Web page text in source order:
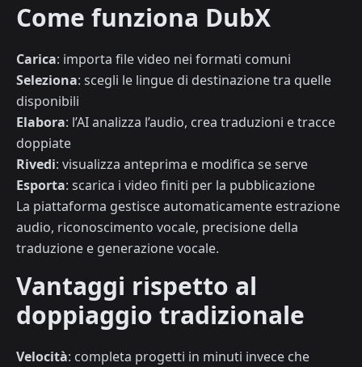
Come funziona DubX
Carica: importa file video nei formati comuni
Seleziona: scegli le lingue di destinazione tra quelle
disponibili
Elabora: l’AI analizza l’audio, crea traduzioni e tracce
doppiate
Rivedi: visualizza anteprima e modifica se serve
Esporta: scarica i video finiti per la pubblicazione
La piattaforma gestisce automaticamente estrazione
audio, riconoscimento vocale, precisione della
traduzione e generazione vocale.
Vantaggi rispetto al
doppiaggio tradizionale
Velocità: completa progetti in minuti invece che